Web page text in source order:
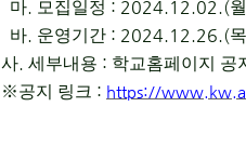
마
모집일정 : 2024.12.02.(월
바 운영기간 : 2024.12.26.(목
사 세부내용 : 학교홈페이지 공
※공지 링크 : https://